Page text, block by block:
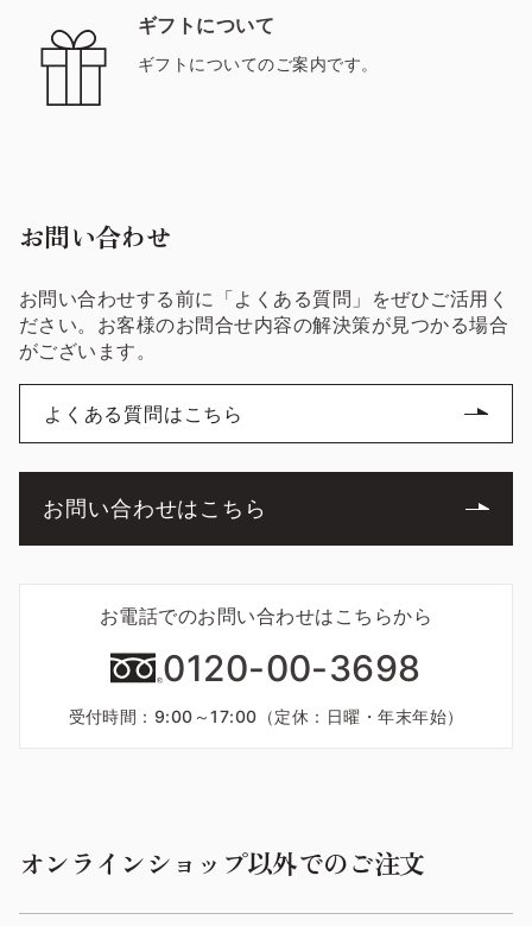
ギフトについて
ギフトについてのご案内です。
お問い合わせ
お問い合わせする前に「よくある質問」をぜひご活用く
ださい。お客様のお問合せ内容の解決策が見つかる場合
がございます。
よくある質問はこちら
お問い合わせはこちら
お電話でのお問い合わせはこちらから
0120-00-3698
受付時間：9:00～17:00（定休：日曜・年末年始）
オンラインショップ以外でのご注文